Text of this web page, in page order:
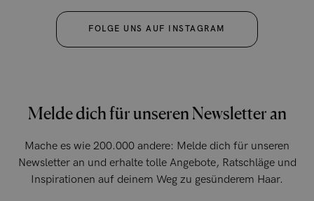
FOLGE UNS AUF INSTAGRAM
Melde dich für unseren Newsletter an
Mache es wie 200.000 andere: Melde dich für unseren
Newsletter an und erhalte tolle Angebote, Ratschläge und
Inspirationen auf deinem Weg zu gesünderem Haar.